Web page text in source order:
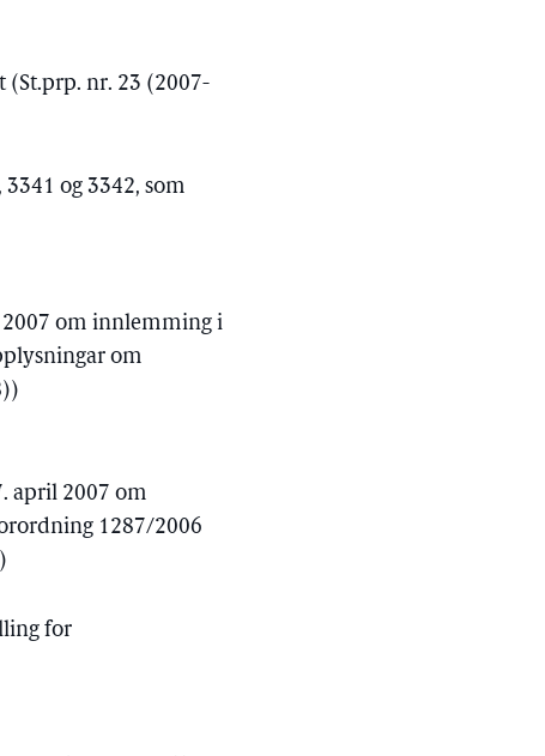
nr. 23 (2007-
og 3342, som
2007 om innlemming i
om
april 2007 om
1287/2006
for